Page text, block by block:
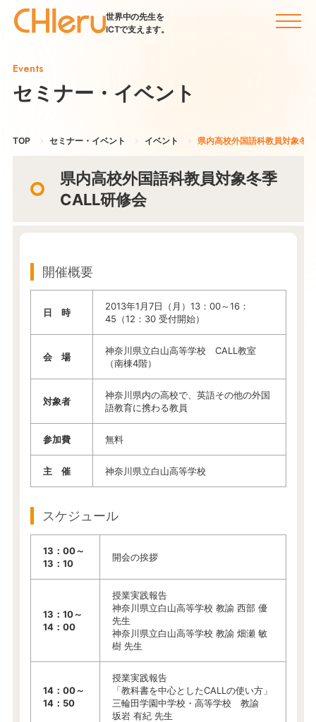
世界中の先生を
ICTで支えます。
Events
セミナー・イベント
TOP セミナー・イベント イベント 県内高校外国語科教員対象冬
県内高校外国語科教員対象冬季
CALL研修会
開催概要
日 時
2013年1月7日（月）13：00～16：
45（12：30 受付開始）
会 場
神奈川県立白山高等学校 CALL教室
（南棟4階）
対象者
神奈川県内の高校で、英語その他の外国
語教育に携わる教員
参加費 無料
主 催 神奈川県立白山高等学校
スケジュール
13：00～
13：10
開会の挨拶
13：10～
14：00
授業実践報告
神奈川県立白山高等学校 教諭 西部 優
先生
神奈川県立白山高等学校 教諭 畑瀬 敏
樹 先生
14：00～
14：50
授業実践報告
「教科書を中心としたCALLの使い方」
三輪田学園中学校・高等学校 教諭
坂岩 有紀 先生